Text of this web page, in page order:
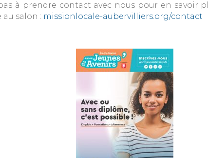
pas à prendre contact avec nous pour en savoir
au salon : missionlocale-aubervilliers.org/contact